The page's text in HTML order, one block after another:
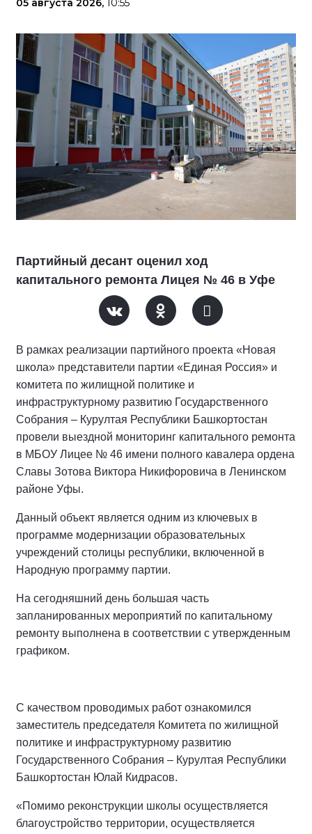
05 августа 2026, 10:55
Партийный десант оценил ход
капитального ремонта Лицея № 46 в Уфе
В рамках реализации партийного проекта «Новая
школа» представители партии «Единая Россия» и
комитета по жилищной политике и
инфраструктурному развитию Государственного
Собрания – Курултая Республики Башкортостан
провели выездной мониторинг капитального ремонта
в МБОУ Лицее № 46 имени полного кавалера ордена
Славы Зотова Виктора Никифоровича в Ленинском
районе Уфы.
Данный объект является одним из ключевых в
программе модернизации образовательных
учреждений столицы республики, включенной в
Народную программу партии.
На сегодняшний день большая часть
запланированных мероприятий по капитальному
ремонту выполнена в соответствии с утвержденным
графиком.
С качеством проводимых работ ознакомился
заместитель председателя Комитета по жилищной
политике и инфраструктурному развитию
Государственного Собрания – Курултая Республики
Башкортостан Юлай Кидрасов.
«Помимо реконструкции школы осуществляется
благоустройство территории, осуществляется